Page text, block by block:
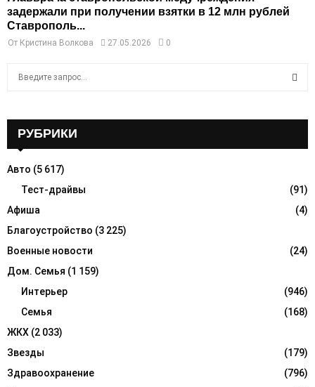
задержали при получении взятки в 12 млн рублей
Ставрополь...
От Кристина Волкова 27.05.2026 0
o
R
C
H
РУБРИКИ
Авто (5 617)
Тест-драйвы
(91)
Афиша
(4)
Благоустройство (3 225)
Военные новости
(24)
Дом. Семья (1 159)
Интерьер
(946)
Семья
(168)
ЖКХ (2 033)
Звезды
(179)
Здравоохранение
(796)